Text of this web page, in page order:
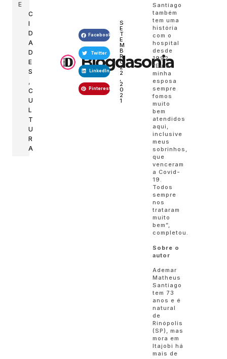
E
C
I
D
A
D
E
S
,
C
U
L
T
U
R
A
Blogdasonia
Facebook
Twitter
LinkedIn
Pinterest
S
E
T
E
M
B
R
O
2
2
,
2
0
2
1
Santiago
também
tem uma
história
com o
hospital
desde
1992.
“Eu e
minha
esposa
sempre
fomos
muito
bem
atendidos
aqui,
inclusive
meus
sobrinhos,
que
venceram
a Covid-
19.
Todos
sempre
nos
trataram
muito
bem”,
completou.
Sobre o
autor
Ademar
Matheus
Santiago
tem 73
anos e é
natural
de
Rinópolis
(SP), mas
mora em
Itajobi há
mais de